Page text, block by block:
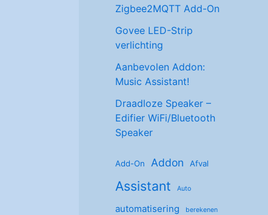
Zigbee2MQTT Add-On
Govee LED-Strip
verlichting
Aanbevolen Addon:
Music Assistant!
Draadloze Speaker –
Edifier WiFi/Bluetooth
Speaker
Add-On Addon Afval
Assistant Auto
automatisering berekenen